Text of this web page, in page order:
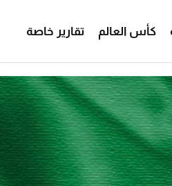
كأس العالم تقارير خاصة